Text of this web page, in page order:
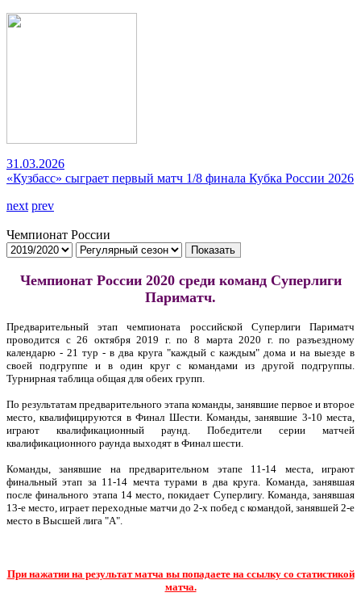
31.03.2026
«Кузбасс» сыграет первый матч 1/8 финала Кубка России 2026
next prev
Чемпионат России
Показать
Чемпионат России 2020 среди команд Суперлиги
Париматч.
Предварительный этап чемпионата российской Суперлиги Париматч
проводится с 26 октября 2019 г. по 8 марта 2020 г. по разъездному
календарю - 21 тур - в два круга "каждый с каждым" дома и на выезде в
своей подгруппе и в один круг с командами из другой подгруппы.
Турнирная таблица общая для обеих групп.
По результатам предварительного этапа команды, занявшие первое и второе
место, квалифицируются в Финал Шести. Команды, занявшие 3-10 места,
играют квалификационный раунд. Победители серии матчей
квалификационного раунда выходят в Финал шести.
Команды, занявшие на предварительном этапе 11-14 места, играют
финальный этап за 11-14 мечта турами в два круга. Команда, занявшая
после финального этапа 14 место, покидает Суперлигу. Команда, занявшая
13-е место, играет переходные матчи до 2-х побед с командой, занявшей 2-е
место в Высшей лига "А".
При нажатии на результат матча вы попадаете на ссылку со статистикой
матча.